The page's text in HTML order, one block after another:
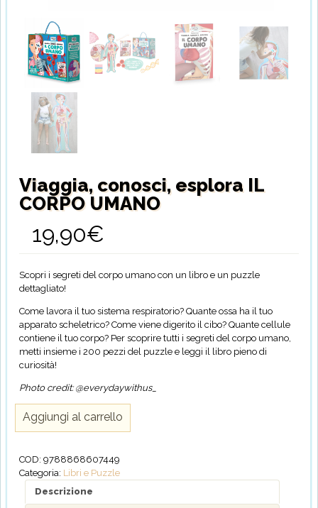
Viaggia, conosci, esplora IL
CORPO UMANO
19,90€
Scopri i segreti del corpo umano con un libro e un puzzle
dettagliato!
Come lavora il tuo sistema respiratorio? Quante ossa ha il tuo
apparato scheletrico? Come viene digerito il cibo? Quante cellule
contiene il tuo corpo? Per scoprire tutti i segreti del corpo umano,
metti insieme i 200 pezzi del puzzle e leggi il libro pieno di
curiosità!
Photo credit: @everydaywithus_
conosci,
CORPO
UMANO
quantità
Aggiungi al carrello
COD: 9788868607449
Categoria: Libri e Puzzle
Descrizione